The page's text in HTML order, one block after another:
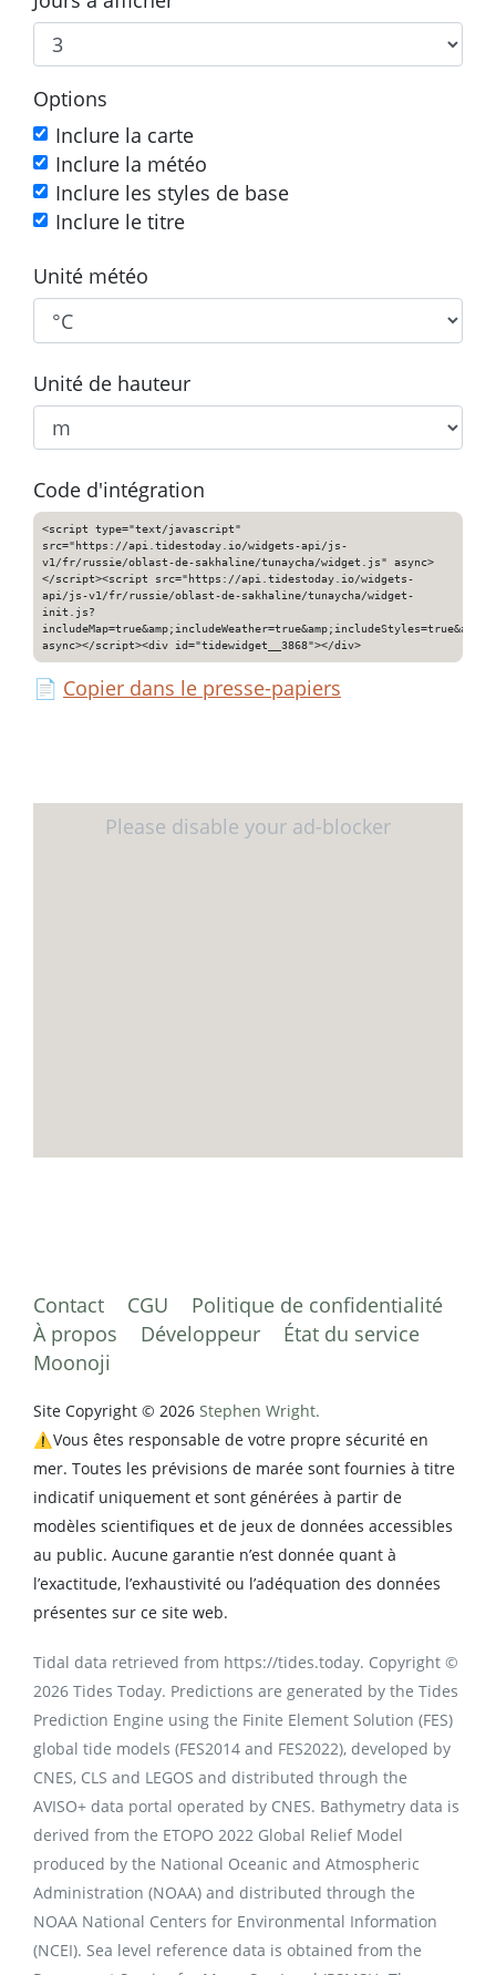
Options
Inclure la carte
Inclure la météo
Inclure les styles de base
Inclure le titre
Unité météo
Unité de hauteur
Code d'intégration
<script type="text/javascript"
src="https://api.tidestoday.io/widgets-api/js-
v1/fr/russie/oblast-de-sakhaline/tunaycha/widget.js" async>
</script><script src="https://api.tidestoday.io/widgets-
api/js-v1/fr/russie/oblast-de-sakhaline/tunaycha/widget-
init.js?
async></script><div id="tidewidget__3868"></div>
📄 Copier dans le presse-papiers
Contact CGU
Politique de confidentialité
À propos
Développeur
État du service
Moonoji
Site Copyright © 2026 Stephen Wright.
⚠️Vous êtes responsable de votre propre sécurité en
mer. Toutes les prévisions de marée sont fournies à titre
indicatif uniquement et sont générées à partir de
modèles scientifiques et de jeux de données accessibles
au public. Aucune garantie n’est donnée quant à
l’exactitude, l’exhaustivité ou l’adéquation des données
présentes sur ce site web.
Tidal data retrieved from https://tides.today. Copyright ©
2026 Tides Today. Predictions are generated by the Tides
Prediction Engine using the Finite Element Solution (FES)
global tide models (FES2014 and FES2022), developed by
CNES, CLS and LEGOS and distributed through the
AVISO+ data portal operated by CNES. Bathymetry data is
derived from the ETOPO 2022 Global Relief Model
produced by the National Oceanic and Atmospheric
Administration (NOAA) and distributed through the
NOAA National Centers for Environmental Information
(NCEI). Sea level reference data is obtained from the